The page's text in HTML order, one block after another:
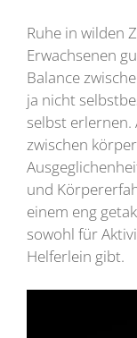
Ruhe in wilden
Erwachsenen
Balance
ja nicht
selbst erlernen.
zwischen
und
einem eng
sowohl für
Helferlein gibt.